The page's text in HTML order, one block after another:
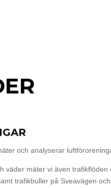
och analyserar
väder mäter vi även trafikflöden
trafikbuller på Sveavägen